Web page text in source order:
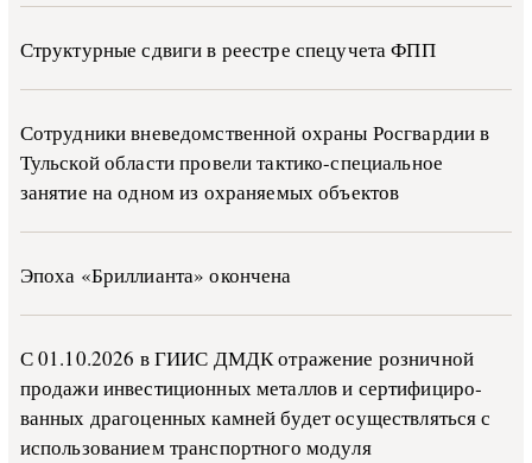
Структурные сдвиги в реестре спецучета ФПП
Сотрудники вневедомственной охраны Росгвардии в
Тульской области провели тактико-специальное
занятие на одном из охраняемых объектов
Эпоха «Бриллианта» окончена
С 01.10.2026 в ГИИС ДМДК от­ра­же­ние роз­ни­ч­ной
про­да­жи ин­ве­сти­ци­он­ных ме­тал­лов и сер­ти­фи­ци­ро­
ван­ных дра­го­цен­ных ка­м­ней бу­дет осу­ще­ств­лять­ся с
ис­поль­зо­ва­ни­ем тран­с­пор­т­но­го мо­ду­ля